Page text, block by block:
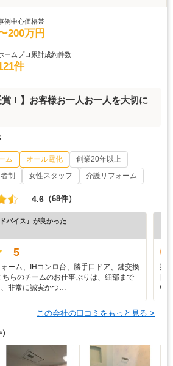
例中心価格帯
200万円
ームプロ累計成約件数
件
賞！】お客様お一人お一人を大切に
ム オール電化
創業20年以上
制 女性スタッフ 介護リフォーム
4.6 （68件）
バイス』が良かった
5
ーム、IHコンロ台、勝手口ドア、鍵交換
らのチームのお仕事ぶりは、細部まで
非常に誠実かつ…
期
い
この会社の口コミをもっと見る >